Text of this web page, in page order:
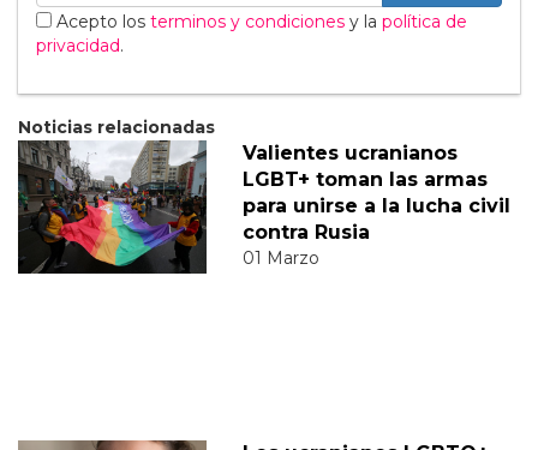
Acepto los terminos y condiciones y la política de
privacidad.
Noticias relacionadas
Valientes ucranianos
LGBT+ toman las armas
para unirse a la lucha civil
contra Rusia
01 Marzo